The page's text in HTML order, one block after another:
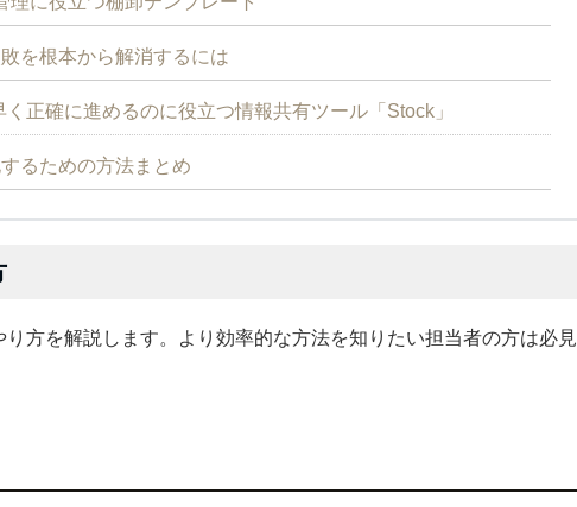
を根本から解消するには
く正確に進めるのに役立つ情報共有ツール「Stock」
るための方法まとめ
り方を解説します。より効率的な方法を知りたい担当者の方は必見